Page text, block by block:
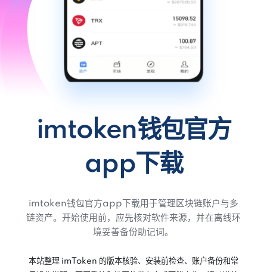
imtoken钱包官方
app下载
imtoken钱包官方app下载用于管理区块链账户与多
链资产。开始使用前，应先核对软件来源，并在离线环
境妥善备份助记词。
本站整理 imToken 的版本核验、安装前检查、账户备份和常